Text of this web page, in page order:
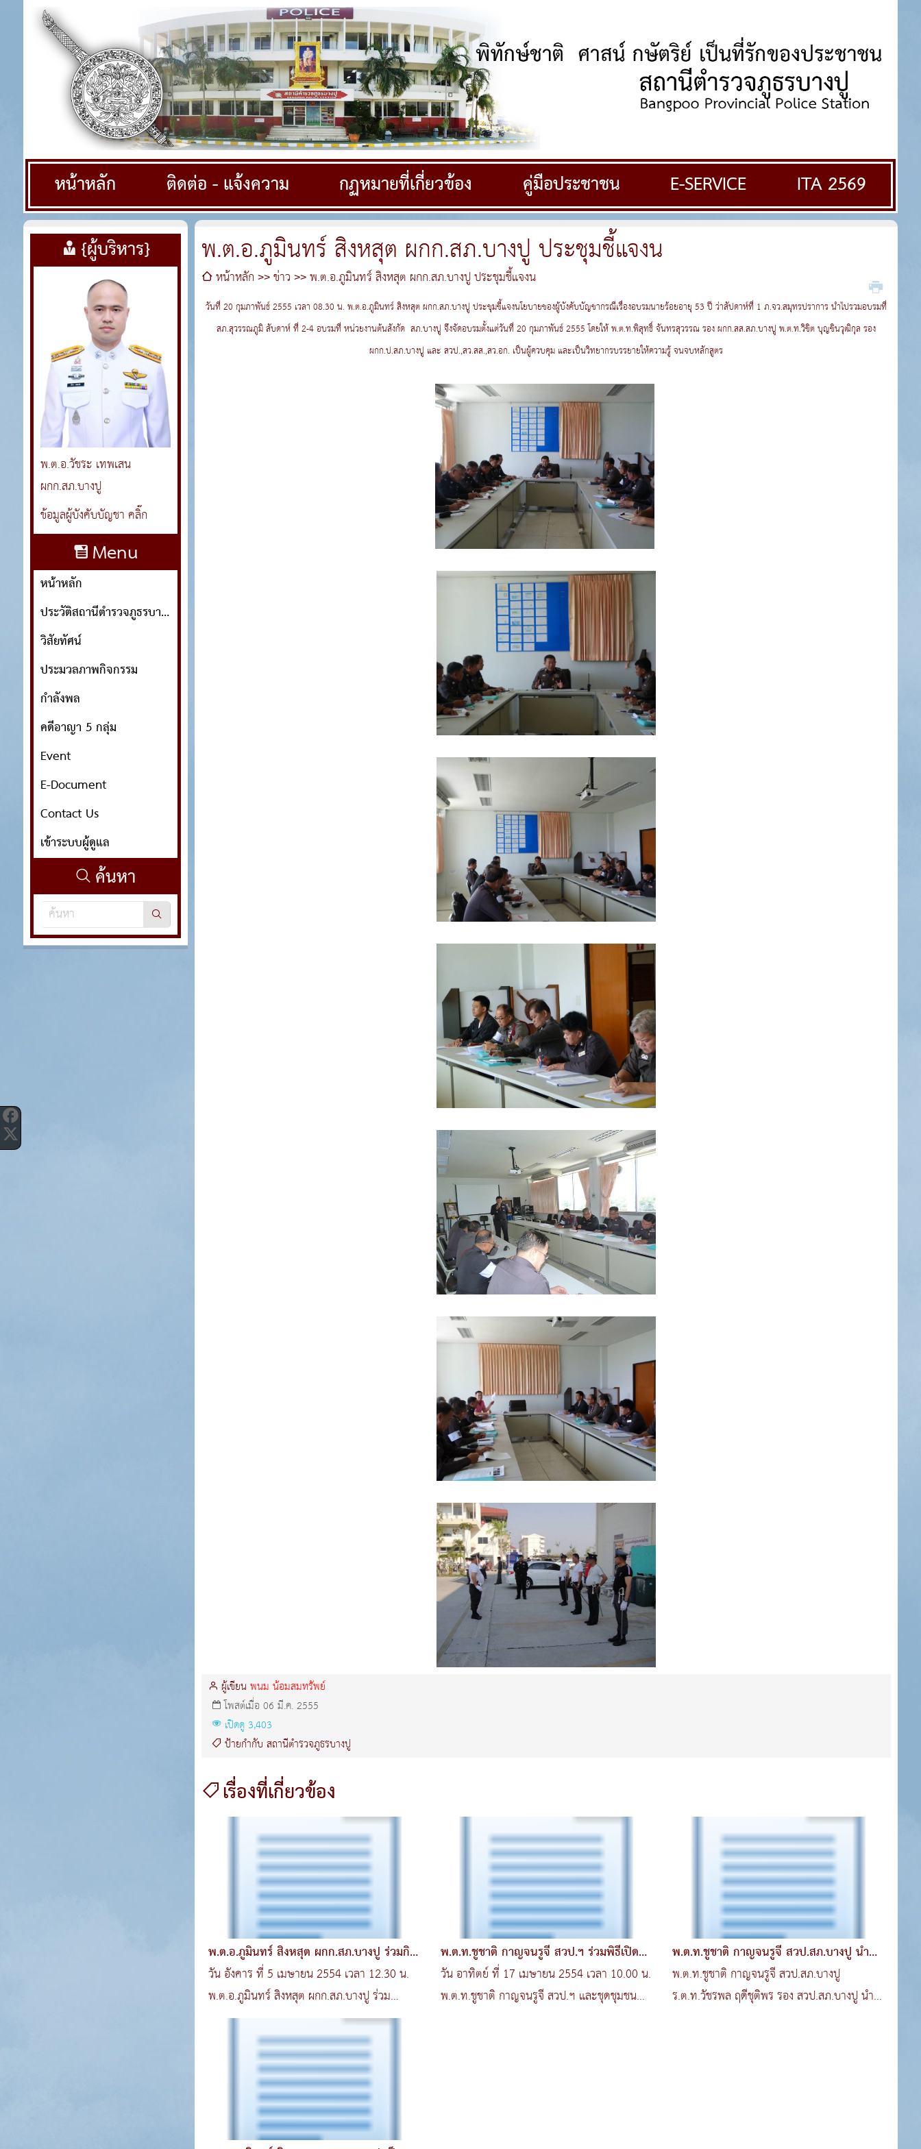
หน้าหลัก ติดต่อ - แจ้งความ กฏหมายที่เกี่ยวข้อง คู่มือประชาชน E-SERVICE
ITA 2569
{ผู้บริหาร}
พ.ต.อ.วัชระ เทพเสน
ผกก.สภ.บางปู
ข้อมูลผู้บังคับบัญชา คลิ๊ก
Menu
หน้าหลัก
ประวัติสถานีตำรวจภูธรบางปู
วิสัยทัศน์
ประมวลภาพกิจกรรม
กำลังพล
คดีอาญา 5 กลุ่ม
Event
E-Document
Contact Us
เข้าระบบผู้ดูแล
ค้นหา
พ.ต.อ.ภูมินทร์ สิงหสุต ผกก.สภ.บางปู ประชุมชี้แจงน
หน้าหลัก ข่าว พ.ต.อ.ภูมินทร์ สิงหสุต ผกก.สภ.บางปู ประชุมชี้แจงน
วันที่ 20 กุมภาพันธ์ 2555 เวลา 08.30 น. พ.ต.อ.ภูมินทร์ สิงหสุต ผกก.สภ.บางปู ประชุมชี้แจงนโยบายของผู้บังคับบัญชากรณีเรื่องอบรมนายร้อยอายุ 53 ปี ว่าสัปดาห์ที่ 1 ภ.จว.สมุทรปราการ นำไปรวมอบรมที่
สภ.สุวรรณภูมิ สับดาห์ ที่ 2-4 อบรมที่ หน่วยงานต้นสังกัด สภ.บางปู จึงจัดอบรมตั้งแต่วันที่ 20 กุมภาพันธ์ 2555 โดยให้ พ.ต.ท.พิสุทธิ์ จันทรสุวรรณ รอง ผกก.สส.สภ.บางปู พ.ต.ท.วิชิต บุญชินวุฒิกุล รอง
ผกก.ป.สภ.บางปู และ สวป.,สว.สส.,สว.อก. เป็นผู้ควบคุม และเป็นวิทยากรบรรยายให้ความรู้ จนจบหลักสูตร
ผู้เขียนพนม น้อมสมทรัพย์
โพสต์เมื่อ 06 มี.ค. 2555
เปิดดู 3,403
ป้ายกำกับ สถานีตำรวจภูธรบางปู
เรื่องที่เกี่ยวข้อง
พ.ต.อ.ภูมินทร์ สิงหสุต ผกก.สภ.บางปู ร่วมกิจ
กรรมส
วัน อังคาร ที่ 5 เมษายน 2554 เวลา 12.30 น.
พ.ต.อ.ภูมินทร์ สิงหสุต ผกก.สภ.บางปู ร่วม
กิจกรรมโครงการส..
พ.ต.ท.ชูชาติ กาญจนรูจี สวป.ฯ ร่วมพิธีเปิด
ศูนย์ประ
วัน อาทิตย์ ที่ 17 เมษายน 2554 เวลา 10.00 น.
พ.ต.ท.ชูชาติ กาญจนรูจี สวป.ฯ และชุดชุมชน
พ.ต.ท.ชูชาติ กาญจนรูจี สวป.สภ.บางปู นำชุด
มวลชนสัม
พ.ต.ท.ชูชาติ กาญจนรูจี สวป.สภ.บางปู
ร.ต.ท.วัชรพล ฤดีชุติพร รอง สวป.สภ.บางปู นำ